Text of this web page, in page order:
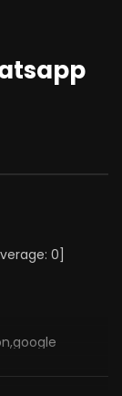
na zmiany w
KWIETNIA 2023
0]